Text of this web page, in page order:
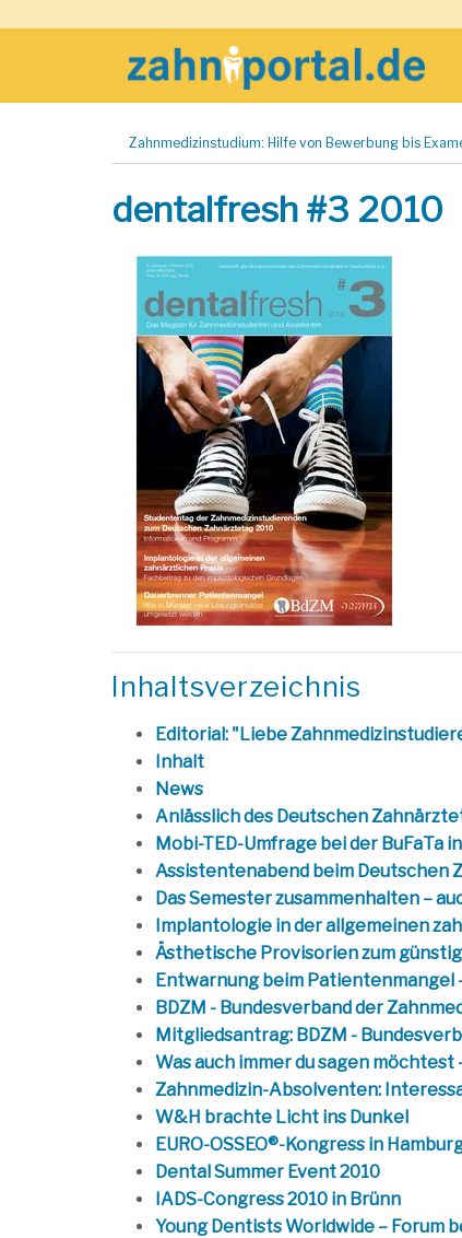
Zahnmedizinstudium: Hilfe von Bewerbung bis
dentalfresh #3 2010
Inhaltsverzeichnis
Editorial: "Liebe
Inhalt
News
Anlässlich des Deutschen
Mobi-TED-Umfrage bei der BuFaTa
Assistentenabend beim Deutschen
Das Semester zusammenhalten –
Implantologie in der allgemeinen
Ästhetische Provisorien zum
Entwarnung beim Patientenmangel
BDZM - Bundesverband der
Mitgliedsantrag: BDZM -
Was auch immer du sagen möchtest
Zahnmedizin-Absolventen:
W&H brachte Licht ins Dunkel
EURO-OSSEO®-Kongress in
Dental Summer Event 2010
IADS-Congress 2010 in Brünn
Young Dentists Worldwide – Forum